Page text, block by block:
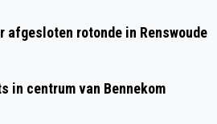
afgesloten rotonde in Renswoude
in centrum van Bennekom